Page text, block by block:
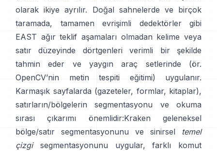
olarak ikiye ayrılır. Doğal sahnelerde ve birçok
taramada, tamamen evrişimli dedektörler gibi
EAST ağır teklif aşamaları olmadan kelime veya
satır düzeyinde dörtgenleri verimli bir şekilde
tahmin eder ve yaygın araç setlerinde (ör.
OpenCV’nin metin tespiti eğitimi) uygulanır.
Karmaşık sayfalarda (gazeteler, formlar, kitaplar),
satırların/bölgelerin segmentasyonu ve okuma
sırası çıkarımı önemlidir:Kraken
geleneksel
bölge/satır segmentasyonunu ve sinirsel temel
çizgisegmentasyonunu uygular, farklı komut